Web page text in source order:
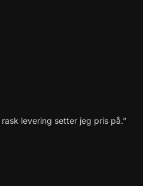
levering setter jeg pris på.”